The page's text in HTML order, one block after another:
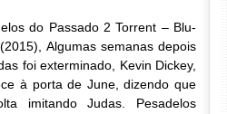
do Passado 2 Torrent – Blu-
Algumas semanas depois
foi exterminado, Kevin Dickey,
à porta de June, dizendo que
imitando Judas. Pesadelos